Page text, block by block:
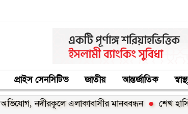
প্রাইস সেনসিটিভ জাতীয় আন্তর্জাতিক
এলাকাবাসীর মানববন্ধন শেখ হাসিনার